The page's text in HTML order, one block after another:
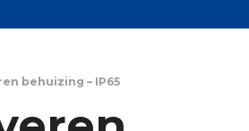
behuizing – IP65